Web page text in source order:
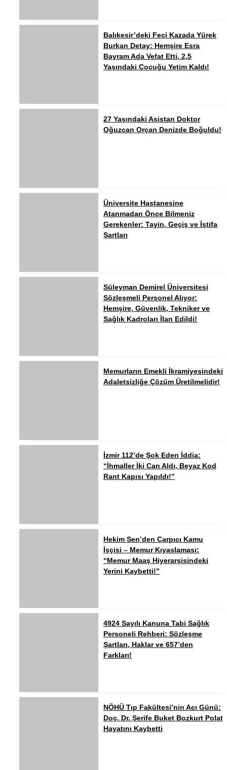
Balıkesir’deki Feci Kazada Yürek
Burkan Detay: Hemşire Esra
Bayram Ada Vefat Etti, 2,5
Yaşındaki Çocuğu Yetim Kaldı!
27 Yaşındaki Asistan Doktor
Oğuzcan Orçan Denizde Boğuldu!
Üniversite Hastanesine
Atanmadan Önce Bilmeniz
Gerekenler: Tayin, Geçiş ve İstifa
Şartları
Süleyman Demirel Üniversitesi
Sözleşmeli Personel Alıyor:
Hemşire, Güvenlik, Tekniker ve
Sağlık Kadroları İlan Edildi!
Memurların Emekli İkramiyesindeki
Adaletsizliğe Çözüm Üretilmelidir!
İzmir 112’de Şok Eden İddia:
“İhmaller İki Can Aldı, Beyaz Kod
Rant Kapısı Yapıldı!”
Hekim Sen’den Çarpıcı Kamu
İşçisi – Memur Kıyaslaması:
“Memur Maaş Hiyerarşisindeki
Yerini Kaybetti!”
4924 Sayılı Kanuna Tabi Sağlık
Personeli Rehberi: Sözleşme
Şartları, Haklar ve 657’den
Farkları!
NÖHÜ Tıp Fakültesi’nin Acı Günü:
Doç. Dr. Şerife Buket Bozkurt Polat
Hayatını Kaybetti